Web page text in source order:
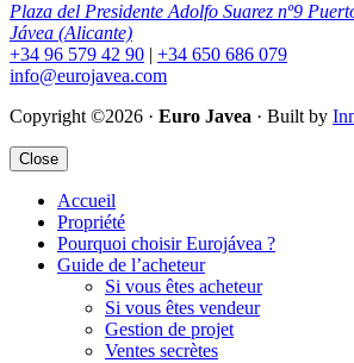
Plaza del Presidente Adolfo Suarez nº9
Jávea (Alicante)
+34 96 579 42 90 | +34 650 686 079
info@eurojavea.com
Copyright ©2026 · Euro Javea · Built by
Close
Accueil
Propriété
Pourquoi choisir Eurojávea ?
Guide de l’acheteur
Si vous êtes acheteur
Si vous êtes vendeur
Gestion de projet
Ventes secrètes